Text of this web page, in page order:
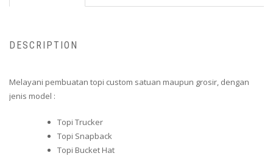
DESCRIPTION
Melayani pembuatan topi custom satuan maupun grosir, dengan
jenis model :
Topi Trucker
Topi Snapback
Topi Bucket Hat